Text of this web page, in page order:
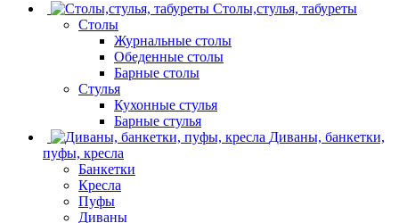
Столы,стулья, табуреты
Столы
Журнальные столы
Обеденные столы
Барные столы
Стулья
Кухонные стулья
Барные стулья
Диваны, банкетки,
пуфы, кресла
Банкетки
Кресла
Пуфы
Диваны